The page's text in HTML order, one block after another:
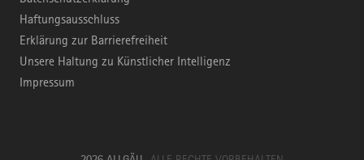
Haftungsausschluss
Erklärung zur Barrierefreiheit
Unsere Haltung zu Künstlicher Intelligenz
Impressum